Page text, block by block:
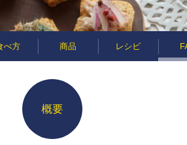
べ方 商品 レシピ
概要